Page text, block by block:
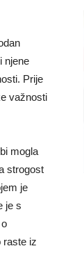
njene
Prije
važnosti
mogla
strogost
je
je s
raste iz